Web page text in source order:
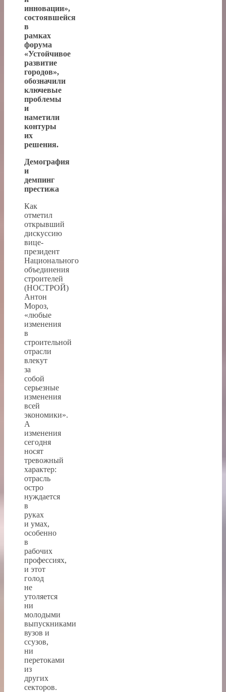
инновации»,
состоявшейся
в
рамках
форума
«Устойчивое
развитие
городов»,
обозначили
ключевые
проблемы
и
наметили
контуры
их
решения.
Демография
и
демпинг
престижа
Как
отметил
открывший
дискуссию
вице-
президент
Национального
объединения
строителей
(НОСТРОЙ)
Антон
Мороз,
«любые
изменения
в
строительной
отрасли
влекут
за
собой
серьезные
изменения
всей
экономики».
А
изменения
сегодня
носят
тревожный
характер:
отрасль
остро
нуждается
в
руках
и умах,
особенно
в
рабочих
профессиях,
и этот
голод
не
утоляется
ни
молодыми
выпускниками
вузов и
ссузов,
ни
перетоками
из
других
секторов.